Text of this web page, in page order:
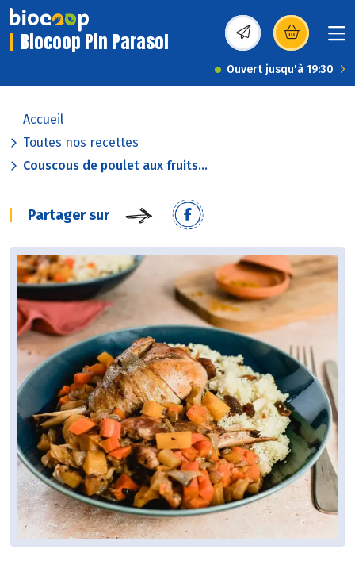
Biocoop Pin Parasol (s’ouvre dans une
Ouvert jusqu'à 19:30
Accueil
Toutes nos recettes
Couscous de poulet aux fruits...
Partager sur